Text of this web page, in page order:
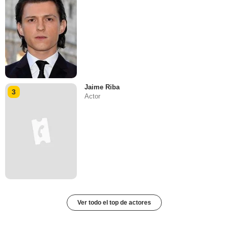
3
Jaime Riba
Actor
Ver todo el top de actores